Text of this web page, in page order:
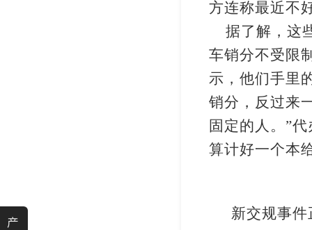
方连称最近不
据了解，这
车销分不受限
示，他们手里
销分，反过来
固定的人。 ”代
算计好一个本
新交规事
产